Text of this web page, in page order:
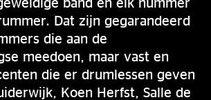
Dat zijn gegarandeerd
die aan de
meedoen, maar vast en
die er drumlessen geven
Koen Herfst, Salle de